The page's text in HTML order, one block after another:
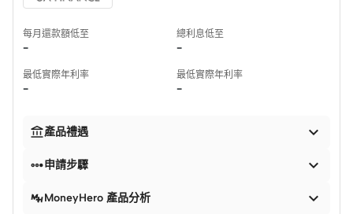
每月還款額低至
-
總利息低至
-
最低實際年利率
-
最低實際年利率
-
產品禮遇 
申請步驟 
MoneyHero 產品分析 